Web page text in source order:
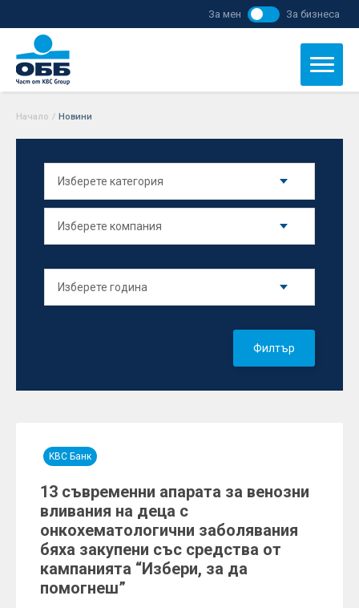
За мен За бизнеса
Начало / Новини
Филтър
KBC Банк
13 съвременни апарата за венозни
вливания на деца с
онкохематологични заболявания
бяха закупени със средства от
кампанията “Избери, за да
помогнеш”